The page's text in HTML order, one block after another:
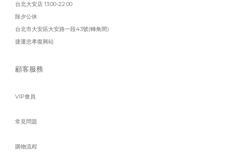
台北大安店 13:00-22:00
除夕公休
台北市大安區大安路一段43號(轉角間)
捷運忠孝復興站
顧客服務
VIP會員
常見問題
購物流程